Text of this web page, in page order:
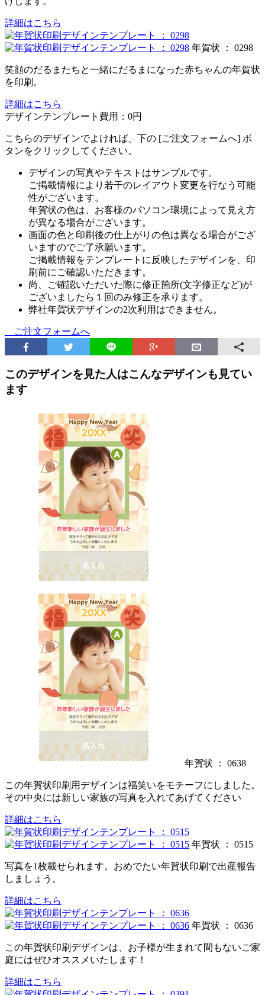
詳細はこちら
年賀状 ： 0298
笑顔のだるまたちと一緒にだるまになった赤ちゃんの年賀状
を印刷。
詳細はこちら
デザインテンプレート費用： 0円
こちらのデザインでよければ、下の [ご注文フォームへ] ボ
タンをクリックしてください。
デザインの写真やテキストはサンプルです。
ご掲載情報により若干のレイアウト変更を行なう可能
性がございます。
年賀状の色は、お客様のパソコン環境によって見え方
が異なる場合がございます。
画面の色と印刷後の仕上がりの色は異なる場合がござ
いますのでご了承願います。
ご掲載情報をテンプレートに反映したデザインを、印
刷前にご確認いただきます。
尚、ご確認いただいた際に修正箇所(文字修正など)が
ございましたら１回のみ修正を承ります。
弊社年賀状デザインの2次利用はできません。
ご注文フォームへ
このデザインを見た人はこんなデザインも見てい
ます
年賀状 ： 0638
この年賀状印刷用デザインは福笑いをモチーフにしました。
その中央には新しい家族の写真を入れてあげてください
詳細はこちら
年賀状 ： 0515
写真を1枚載せられます。おめでたい年賀状印刷で出産報告
しましょう。
詳細はこちら
年賀状 ： 0636
この年賀状印刷デザインは、お子様が生まれて間もないご家
庭にはぜひオススメいたします！
詳細はこちら